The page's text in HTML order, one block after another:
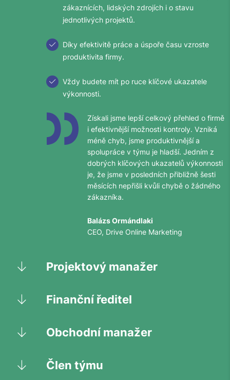
zákaznících, lidských zdrojích i o stavu
jednotlivých projektů.
Díky efektivitě práce a úspoře času vzroste
produktivita firmy.
Vždy budete mít po ruce klíčové ukazatele
výkonnosti.
Získali jsme lepší celkový přehled o firmě
i efektivnější možnosti kontroly. Vzniká
méně chyb, jsme produktivnější a
spolupráce v týmu je hladší. Jedním z
dobrých klíčových ukazatelů výkonnosti
je, že jsme v posledních přibližně šesti
měsících nepřišli kvůli chybě o žádného
zákazníka.
Balázs Ormándlaki
CEO, Drive Online Marketing
Projektový manažer
Finanční ředitel
Obchodní manažer
Člen týmu